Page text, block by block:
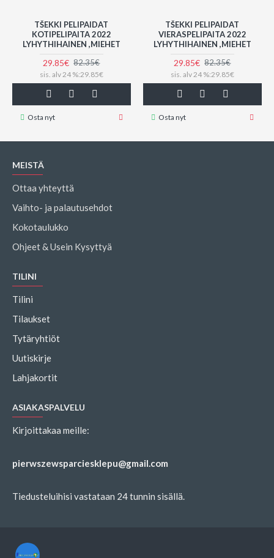
TŠEKKI PELIPAIDAT
KOTIPELIPAITA 2022
LYHYTHIHAINEN ,MIEHET
29.85€ 82.35€
sis. alv 24 %:29.85€
Osta nyt
TŠEKKI PELIPAIDAT
VIERASPELIPAITA 2022
LYHYTHIHAINEN ,MIEHET
29.85€ 82.35€
sis. alv 24 %:29.85€
Osta nyt
MEISTÄ
Ottaa yhteyttä
Vaihto- ja palautusehdot
Kokotaulukko
Ohjeet & Usein Kysyttyä
TILINI
Tilini
Tilaukset
Tytäryhtiöt
Uutiskirje
Lahjakortit
ASIAKASPALVELU
Kirjoittakaa meille:
pierwszewsparciesklepu@gmail.com
Tiedusteluihisi vastataan 24 tunnin sisällä.